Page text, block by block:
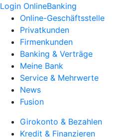
Login OnlineBanking
Online-Geschäftsstelle
Privatkunden
Firmenkunden
Banking & Verträge
Meine Bank
Service & Mehrwerte
News
Fusion
Girokonto & Bezahlen
Kredit & Finanzieren